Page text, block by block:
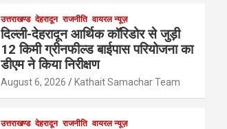
उत्तराखण्ड देहरादून राजनीति वायरल न्यूज़
दिल्ली-देहरादून आर्थिक कॉरिडोर से जुड़ी
12 किमी ग्रीनफील्ड बाईपास परियोजना का
डीएम ने किया निरीक्षण
August 6, 2026 Kathait Samachar Team
उत्तराखण्ड देहरादून राजनीति वायरल न्यूज़